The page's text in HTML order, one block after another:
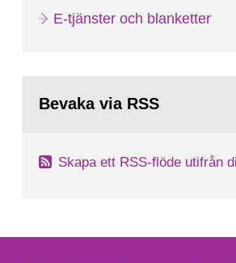
E-tjänster och blanketter
Bevaka via RSS
Skapa ett RSS-flöde utifrån